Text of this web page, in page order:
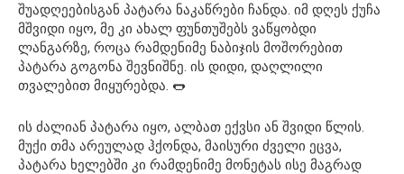
შუადღეებისგან პატარა ნაკაწრები ჩანდა. იმ დღეს ქუჩა
მშვიდი იყო, მე კი ახალ ფუნთუშებს ვაწყობდი
ლანგარზე, როცა რამდენიმე ნაბიჯის მოშორებით
პატარა გოგონა შევნიშნე. ის დიდი, დაღლილი
თვალებით მიყურებდა. 🌭
ის ძალიან პატარა იყო, ალბათ ექვსი ან შვიდი წლის.
მუქი თმა არეულად ჰქონდა, მაისური ძველი ეცვა,
პატარა ხელებში კი რამდენიმე მონეტას ისე მაგრად